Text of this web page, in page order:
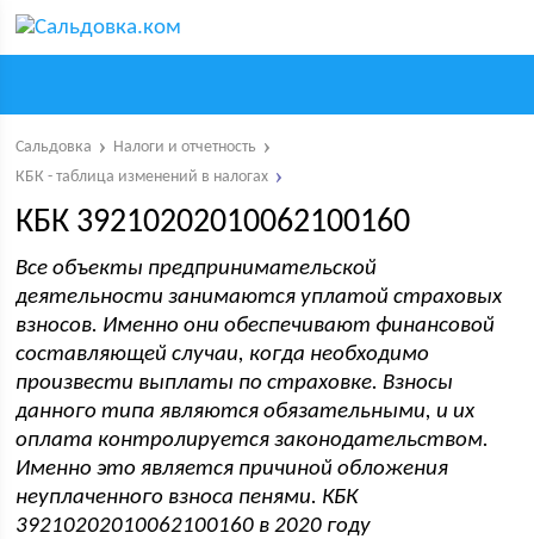
Сальдовка
Налоги и отчетность
КБК - таблица изменений в налогах
КБК 39210202010062100160
Все объекты предпринимательской
деятельности занимаются уплатой страховых
взносов. Именно они обеспечивают финансовой
составляющей случаи, когда необходимо
произвести выплаты по страховке. Взносы
данного типа являются обязательными, и их
оплата контролируется законодательством.
Именно это является причиной обложения
неуплаченного взноса пенями. КБК
39210202010062100160 в 2020 году